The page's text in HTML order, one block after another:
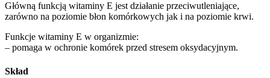
Główną funkcją witaminy E jest działanie przeciwutleniające,
zarówno na poziomie błon komórkowych jak i na poziomie krwi.
Funkcje witaminy E w organizmie:
– pomaga w ochronie komórek przed stresem oksydacyjnym.
Skład